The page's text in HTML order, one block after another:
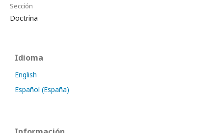
Sección
Doctrina
Idioma
English
Español (España)